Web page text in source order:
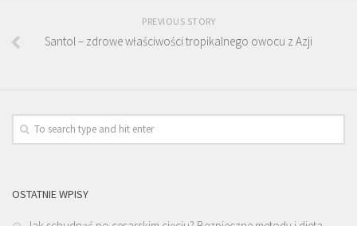
PREVIOUS STORY
Santol – zdrowe właściwości tropikalnego owocu z Azji
OSTATNIE WPISY